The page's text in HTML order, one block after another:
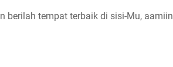
berilah tempat terbaik di sisi-Mu, aamiin